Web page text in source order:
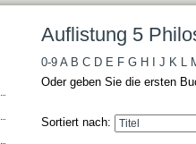
Auflistung 5
0-9 A B C D E F G H J K L
Oder geben Sie die ersten
Sortiert nach: